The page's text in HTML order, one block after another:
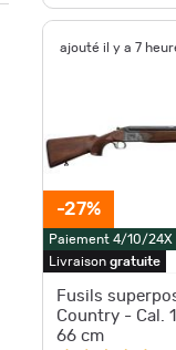
ajouté il y a 7
-27%
Paiement 4/10/24X
Livraison gratuite
Fusils
Country - Cal.
66 cm